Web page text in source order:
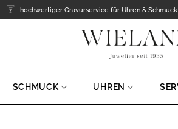
hochwertiger Gravurservice für Uhren & Schmuck
SCHMUCK UHREN